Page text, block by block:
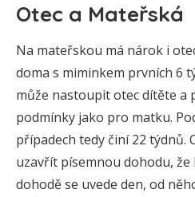
Otec a Mateřská
Na mateřskou má nárok i
doma s miminkem prvních 6
může nastoupit otec dítěte a
podmínky jako pro matku.
případech tedy činí 22 týdnů.
uzavřít písemnou dohodu, že
dohodě se uvede den, od